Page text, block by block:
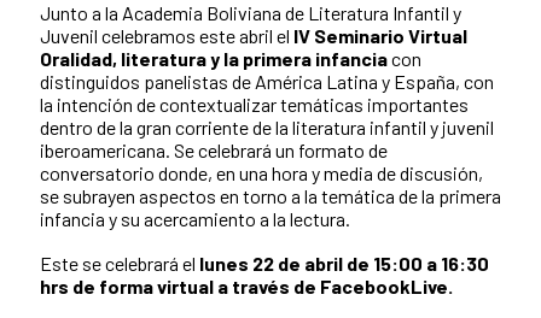
Junto a la Academia Boliviana de Literatura Infantil y
Juvenil celebramos este abril el IV Seminario Virtual
Oralidad, literatura y la primera infanciacon
distinguidos panelistas de América Latina y España, con
la intención de contextualizar temáticas importantes
dentro de la gran corriente de la literatura infantil y juvenil
iberoamericana. Se celebrará un formato de
conversatorio donde, en una hora y media de discusión,
se subrayen aspectos en torno a la temática de la primera
infancia y su acercamiento a la lectura.
Este se celebrará el lunes 22 de abril de 15:00 a 16:30
hrs de forma virtual a través de FacebookLive.